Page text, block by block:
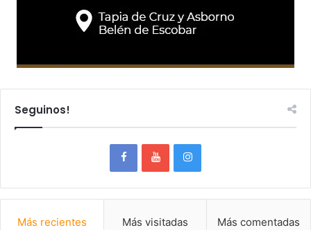
Seguinos!
Más recientes Más visitadas Más comentadas